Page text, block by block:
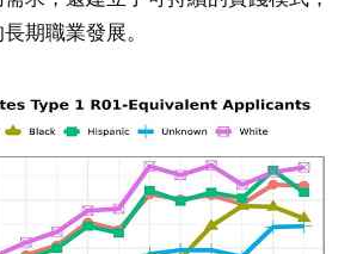
期職業發展。